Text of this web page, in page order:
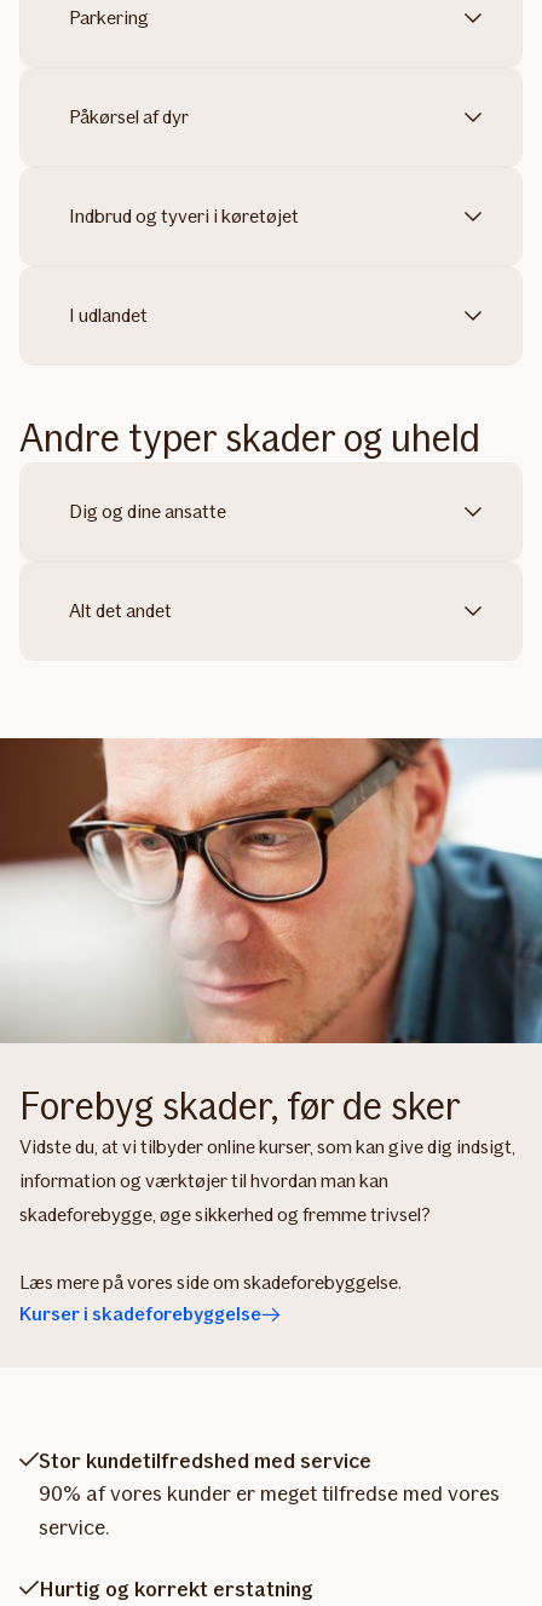
Parkering
Påkørsel af dyr
Indbrud og tyveri i køretøjet
I udlandet
Andre typer skader og uheld
Dig og dine ansatte
Alt det andet
Forebyg skader, før de sker
Vidste du, at vi tilbyder online kurser, som kan give dig indsigt,
information og værktøjer til hvordan man kan
skadeforebygge, øge sikkerhed og fremme trivsel?
Læs mere på vores side om skadeforebyggelse.
Kurser i skadeforebyggelse
Stor kundetilfredshed med service
90% af vores kunder er meget tilfredse med vores
service.
Hurtig og korrekt erstatning